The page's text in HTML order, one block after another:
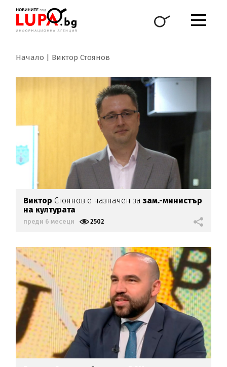
Начало Виктор Стоянов
Виктор Стоянов е назначен зазам.-министър
на културата
преди 6 месеци 2502